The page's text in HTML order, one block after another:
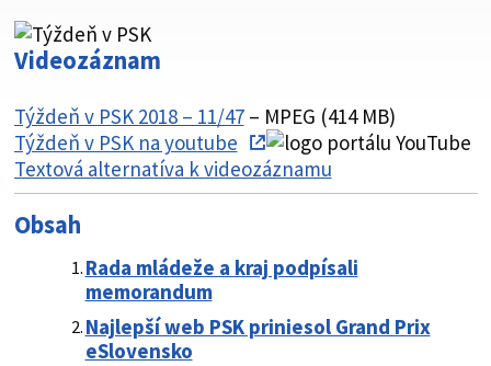
Týždeň v PSK 2018 – 11/47– MPEG (414 MB)
Týždeň v PSK na youtube
Textová alternatíva k videozáznamu
Videozáznam
Obsah
Rada mládeže a kraj podpísali
memorandum
Najlepší web PSK priniesol Grand Prix
eSlovensko